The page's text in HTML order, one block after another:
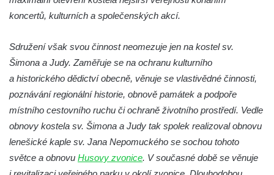
Kaple v Bezděkově
Výklenková kaple na rozcestí na jižním
okraji Liběšic
Kostel svaté Kateřiny v Chouči
Kostel svatého Augustina v Lužici
Márnice na hřbitově v Lužici
Kostel svatého Martina v Kozlech
koncertů, kulturních a společenských akcí.
Sdružení však svou činnost neomezuje jen na kostel sv.
Šimona a Judy. Zaměřuje se na ochranu kulturního
a historického dědictví obecně, věnuje se vlastivědné činnosti,
poznávání regionální historie, obnově památek a podpoře
místního cestovního ruchu či ochraně životního prostředí. Vedle
obnovy kostela sv. Šimona a Judy tak spolek realizoval obnovu
lenešické kaple sv. Jana Nepomuckého se sochou tohoto
světce a obnovu Husovy zvonice. V současné době se věnuje